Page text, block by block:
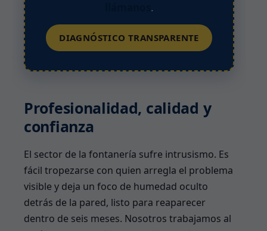
.
DIAGNÓSTICO TRANSPARENTE
Profesionalidad, calidad y
confianza
El sector de la fontanería sufre intrusismo. Es
fácil tropezarse con quien arregla el problema
visible y deja un foco de humedad oculto
detrás de la pared, listo para reaparecer
dentro de seis meses. Nosotros trabajamos al